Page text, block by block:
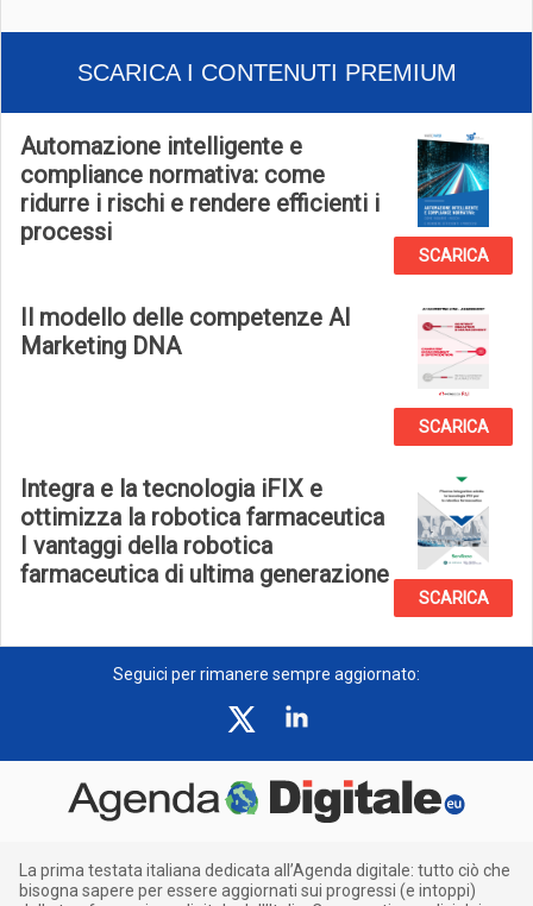
SCARICA I CONTENUTI PREMIUM
Automazione intelligente e
compliance normativa: come
ridurre i rischi e rendere efficienti i
processi
SCARICA
Il modello delle competenze AI
Marketing DNA
SCARICA
Integra e la tecnologia iFIX e
ottimizza la robotica farmaceutica
I vantaggi della robotica
farmaceutica di ultima generazione
SCARICA
Seguici per rimanere sempre aggiornato:
La prima testata italiana dedicata all’Agenda digitale: tutto ciò che
bisogna sapere per essere aggiornati sui progressi (e intoppi)